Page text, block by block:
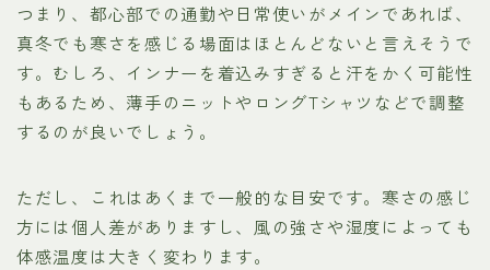
つまり、都心部での通勤や日常使いがメインであれば、
真冬でも寒さを感じる場面はほとんどないと言えそうで
す。むしろ、インナーを着込みすぎると汗をかく可能性
もあるため、薄手のニットやロングTシャツなどで調整
するのが良いでしょう。
ただし、これはあくまで一般的な目安です。寒さの感じ
方には個人差がありますし、風の強さや湿度によっても
体感温度は大きく変わります。